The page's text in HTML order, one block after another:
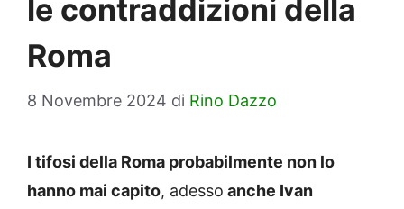
le contraddizioni della
Roma
8 Novembre 2024 di Rino Dazzo
I tifosi della Roma probabilmente non lo
hanno mai capito, adesso anche Ivan